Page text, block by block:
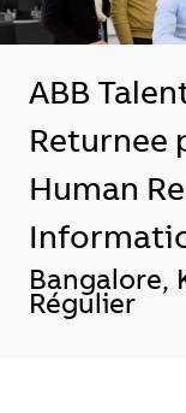
ABB
Returnee
Human
Bangalore,
Régulier